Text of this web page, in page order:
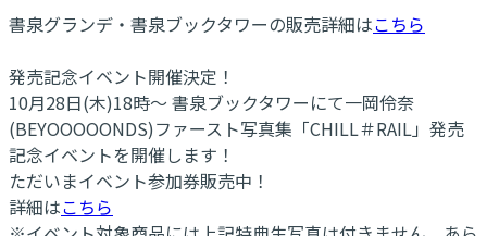
書泉グランデ・書泉ブックタワーの販売詳細はこちら
発売記念イベント開催決定！
10月28日(木)18時～ 書泉ブックタワーにて一岡伶奈
(BEYOOOOONDS)ファースト写真集「CHILL＃RAIL」発売
記念イベントを開催します！
ただいまイベント参加券販売中！
詳細はこちら